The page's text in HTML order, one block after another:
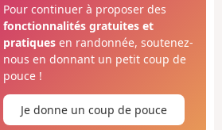
Pour continuer à proposer des
fonctionnalités gratuites et
pratiquesen randonnée, soutenez-
nous en donnant un petit coup de
pouce !
Je donne un coup de pouce